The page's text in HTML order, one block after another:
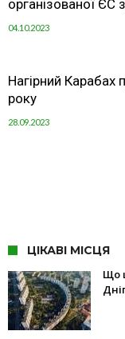
організованої ЄС
04.10.2023
Нагірний Карабах
року
28.09.2023
ЦІКАВІ МІСЦЯ
Що